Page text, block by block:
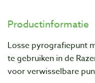
Productinformatie
Losse pyrografiepunt
te gebruiken in de
voor verwisselbare